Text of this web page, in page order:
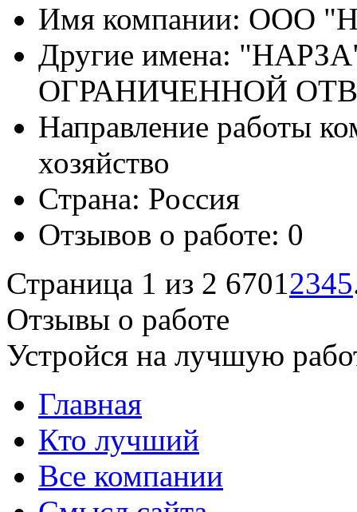
Имя компании: ООО
Другие имена:
ОГРАНИЧЕННОЙ
Направление работы
хозяйство
Страна: Россия
Отзывов о работе: 0
Страница 1 из 2 67012345
Отзывы о работе
Устройся на лучшую
Главная
Кто лучший
Все компании